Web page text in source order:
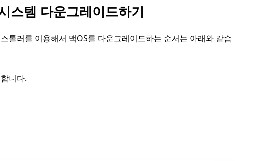
스템 다운그레이드하기
톨러를 이용해서 맥OS를 다운그레이드하는 순서는 아래와 같습
니다.